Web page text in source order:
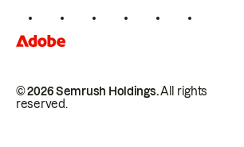
© 2026 Semrush Holdings.All rights
reserved.